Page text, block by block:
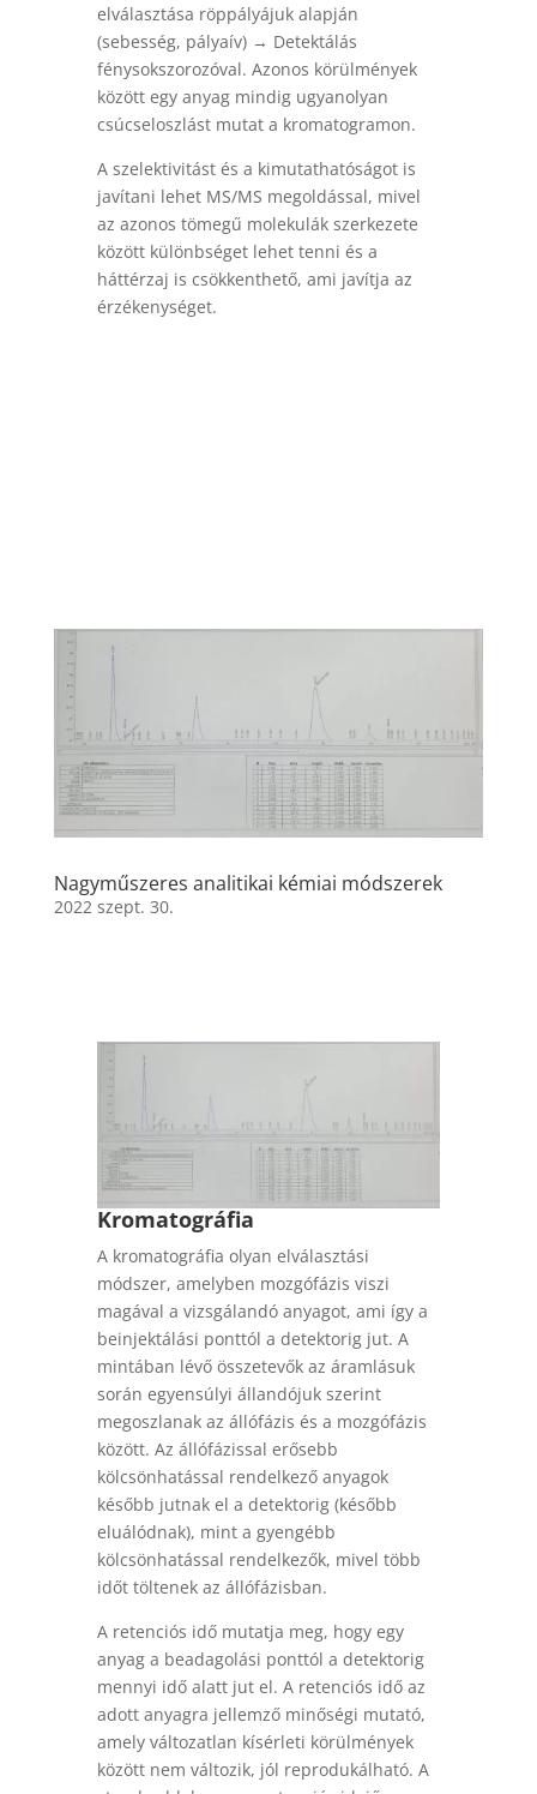
elválasztása röppályájuk alapján
(sebesség, pályaív) → Detektálás
fénysokszorozóval. Azonos körülmények
között egy anyag mindig ugyanolyan
csúcseloszlást mutat a kromatogramon.
A szelektivitást és a kimutathatóságot is
javítani lehet MS/MS megoldással, mivel
az azonos tömegű molekulák szerkezete
között különbséget lehet tenni és a
háttérzaj is csökkenthető, ami javítja az
érzékenységet.
Nagyműszeres analitikai kémiai módszerek
2022 szept. 30.
Kromatográfia
A kromatográfia olyan elválasztási
módszer, amelyben mozgófázis viszi
magával a vizsgálandó anyagot, ami így a
beinjektálási ponttól a detektorig jut. A
mintában lévő összetevők az áramlásuk
során egyensúlyi állandójuk szerint
megoszlanak az állófázis és a mozgófázis
között. Az állófázissal erősebb
kölcsönhatással rendelkező anyagok
később jutnak el a detektorig (később
eluálódnak), mint a gyengébb
kölcsönhatással rendelkezők, mivel több
időt töltenek az állófázisban.
A retenciós idő mutatja meg, hogy egy
anyag a beadagolási ponttól a detektorig
mennyi idő alatt jut el. A retenciós idő az
adott anyagra jellemző minőségi mutató,
amely változatlan kísérleti körülmények
között nem változik, jól reprodukálható. A